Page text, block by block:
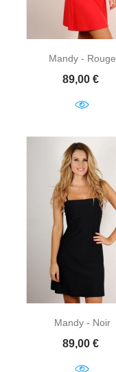
Mandy - Rouge
Prix
89,00 €
Mandy - Noir
Prix
89,00 €